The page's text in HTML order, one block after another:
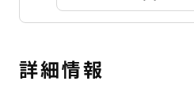
詳細情報